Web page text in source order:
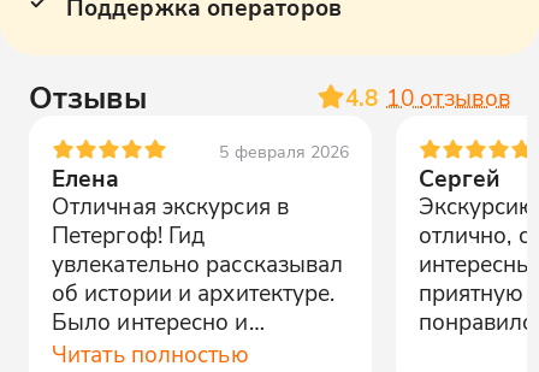
Поддержка операторов
Отзывы 4.8 10 отзывов
5 февраля 2026
Елена
Отличная экскурсия в
Петергоф! Гид
увлекательно рассказывал
об истории и архитектуре.
Было интересно и
познавательно.
Читать полностью
Сергей
отлично,
приятную